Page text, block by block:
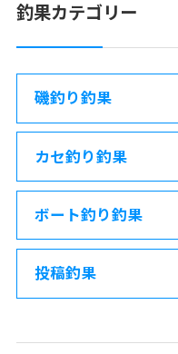
釣果カテゴリー
磯釣り釣果
カセ釣り釣果
ボート釣り釣果
投稿釣果